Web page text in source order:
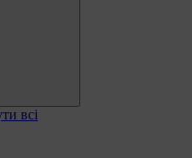
всі